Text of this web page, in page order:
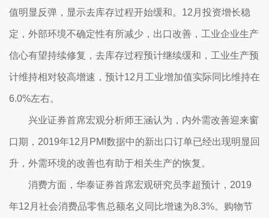
值明显反弹，显示去库存过程开始缓和。12月投资增长稳
定，外部环境不确定性有所减少，出口改善，工业企业生产
信心有望持续修复，去库存过程预计继续缓和，工业生产预
计维持相对较高增速，预计12月工业增加值实际同比维持在
6.0%左右。
兴业证券首席宏观分析师王涵认为，内外需改善迎来窗
口期，2019年12月PMI数据中的新出口订单已经出现明显回
升，外需环境的改善也有助于相关生产的恢复。
消费方面，华泰证券首席宏观研究员李超预计，2019
年12月社会消费品零售总额名义同比增速为8.3%。购物节